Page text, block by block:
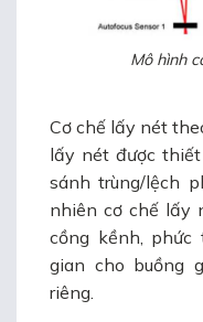
Mô hình
Cơ chế lấy nét
lấy nét được
sánh trùng/lệch
nhiên cơ chế lấy
cồng kềnh,
gian cho buồng
riêng.